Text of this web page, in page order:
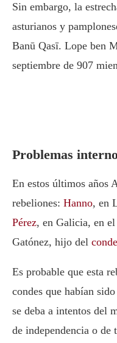
Sin embargo, la
asturianos y
Banū Qasī. Lope ben
septiembre de 907
Problemas
En estos últimos años
rebeliones: Hanno, en
Pérez, en Galicia, en
Gatónez, hijo del
Es probable que esta
condes que habían
se deba a intentos del
de independencia o de